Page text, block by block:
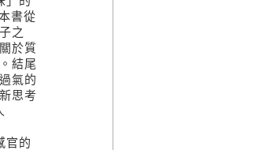
書從
之
於質
結尾
氣的
思考
官的